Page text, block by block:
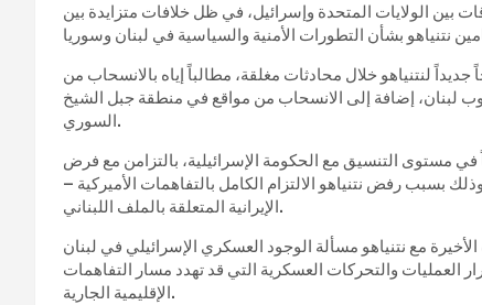
بين الولايات المتحدة وإسرائيل، في ظل خلافات متزايدة بين
لنتنياهو خلال محادثات مغلقة، مطالباً إياه بالانسحاب من
لبنان، إضافة إلى الانسحاب من مواقع في منطقة جبل الشيخ
السوري.
مستوى التنسيق مع الحكومة الإسرائيلية، بالتزامن مع فرض
بسبب رفض نتنياهو الالتزام الكامل بالتفاهمات الأميركية –
الإيرانية المتعلقة بالملف اللبناني.
مع نتنياهو مسألة الوجود العسكري الإسرائيلي في لبنان
والتحركات العسكرية التي قد تهدد مسار التفاهمات
الإقليمية الجارية.